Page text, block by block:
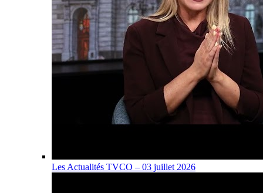
Les Actualités TVCO – 03 juillet 2026